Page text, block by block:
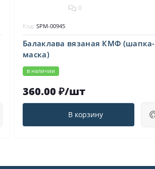
0
Балаклава вязаная КМФ (шапка-
маска)
в наличии
Код: SPM-00945
360.00 ₽/шт
В корзину